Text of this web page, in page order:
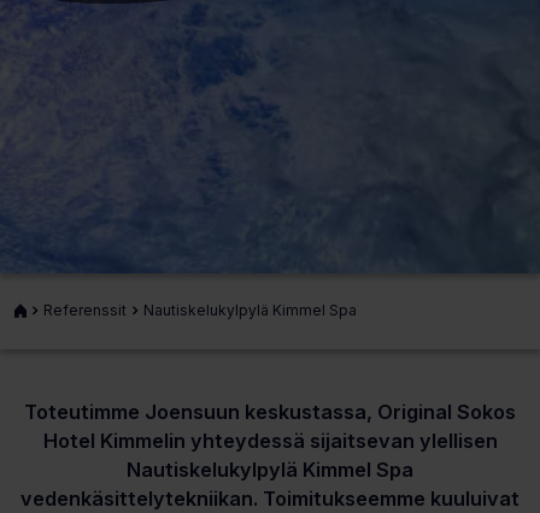
EtusivuReferenssit Nautiskelukylpylä Kimmel Spa
Toteutimme Joensuun keskustassa, Original Sokos
Hotel Kimmelin yhteydessä sijaitsevan ylellisen
Nautiskelukylpylä Kimmel Spa
vedenkäsittelytekniikan. Toimitukseemme kuuluivat